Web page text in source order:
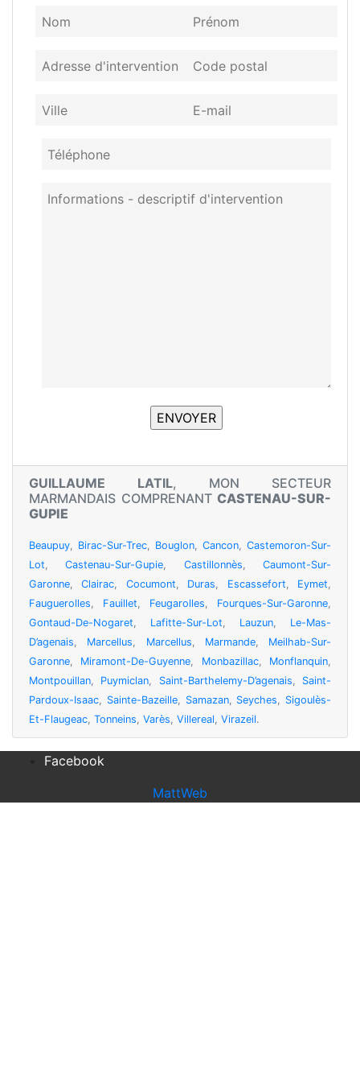
GUILLAUME LATIL, MON SECTEUR
MARMANDAIS COMPRENANT CASTENAU-SUR-
GUPIE
Beaupuy, Birac-Sur-Trec, Bouglon, Cancon, Castemoron-Sur-
Lot,Castenau-Sur-Gupie, Castillonnès,Caumont-Sur-
Garonne,Clairac, Cocumont, Duras, Escassefort, Eymet,
Fauguerolles, Fauillet, Feugarolles, Fourques-Sur-Garonne,
Gontaud-De-Nogaret, Lafitte-Sur-Lot, Lauzun, Le-Mas-
D’agenais, Marcellus, Marcellus, Marmande, Meilhab-Sur-
Garonne, Miramont-De-Guyenne, Monbazillac, Monflanquin,
Montpouillan, Puymiclan, Saint-Barthelemy-D’agenais, Saint-
Pardoux-Isaac, Sainte-Bazeille, Samazan, Seyches, Sigoulès-
Et-Flaugeac, Tonneins, Varès, Villereal, Virazeil.
Facebook
MattWeb